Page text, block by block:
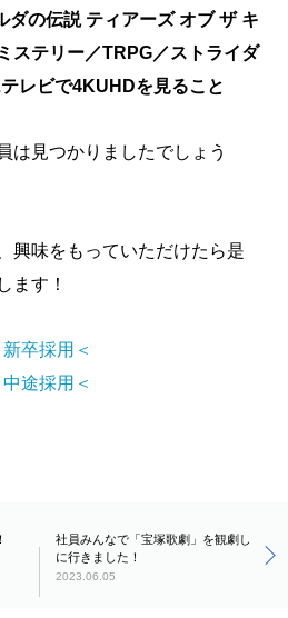
の伝説 ティアーズ オブ ザ キ
ステリー／TRPG／ストライダ
レビで4KUHDを見ること
は見つかりましたでしょう
興味をもっていただけたら是
ます！
新卒採用＜
中途採用＜
社員みんなで「宝塚歌劇」を観劇し
に行きました！
2023.06.05